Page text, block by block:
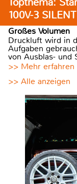
100V-3
Großes Volumen
Druckluft wird in
Aufgaben
von Ausblas- und
>> Mehr erfahren
>> Alle anzeigen